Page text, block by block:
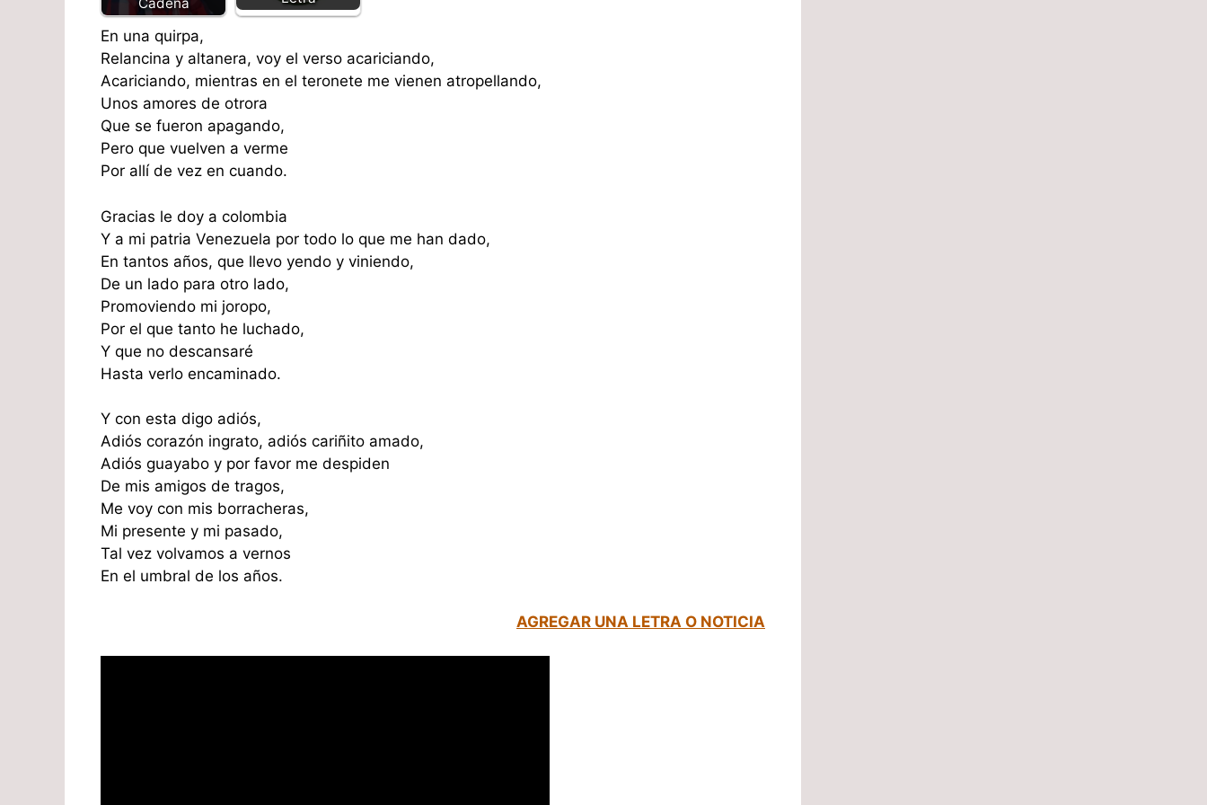
En una quirpa,
Relancina y altanera, voy el verso acariciando,
Acariciando, mientras en el teronete me vienen atropellando,
Unos amores de otrora
Que se fueron apagando,
Pero que vuelven a verme
Por allí de vez en cuando.
Gracias le doy a colombia
Y a mi patria Venezuela por todo lo que me han dado,
En tantos años, que llevo yendo y viniendo,
De un lado para otro lado,
Promoviendo mi joropo,
Por el que tanto he luchado,
Y que no descansaré
Hasta verlo encaminado.
Y con esta digo adiós,
Adiós corazón ingrato, adiós cariñito amado,
Adiós guayabo y por favor me despiden
De mis amigos de tragos,
Me voy con mis borracheras,
Mi presente y mi pasado,
Tal vez volvamos a vernos
En el umbral de los años.
AGREGAR UNA LETRA O NOTICIA